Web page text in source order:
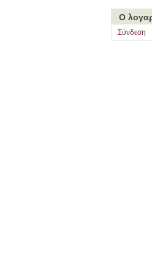
Ο
Σύνδεση